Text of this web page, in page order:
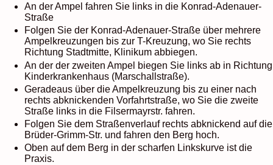
An der Ampel fahren Sie links in die Konrad-Adenauer-
Straße
Folgen Sie der Konrad-Adenauer-Straße über mehrere
Ampelkreuzungen bis zur T-Kreuzung, wo Sie rechts
Richtung Stadtmitte, Klinikum abbiegen.
An der der zweiten Ampel biegen Sie links ab in Richtung
Kinderkrankenhaus (Marschallstraße).
Geradeaus über die Ampelkreuzung bis zu einer nach
rechts abknickenden Vorfahrtstraße, wo Sie die zweite
Straße links in die Filsermayrstr. fahren.
Folgen Sie dem Straßenverlauf rechts abknickend auf die
Brüder-Grimm-Str. und fahren den Berg hoch.
Oben auf dem Berg in der scharfen Linkskurve ist die
Praxis.